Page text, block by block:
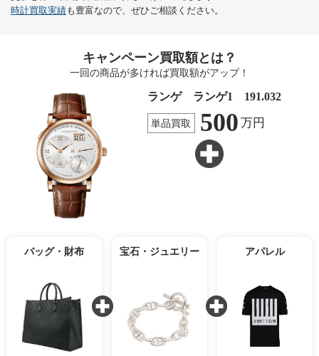
時計買取実績も豊富なので、ぜひご相談ください。
キャンペーン買取額とは？
一回の商品が多ければ買取額がアップ！
ランゲ ランゲ1 191.032
単品買取 500 万円
バッグ・財布 宝石・ジュエリー アパレル